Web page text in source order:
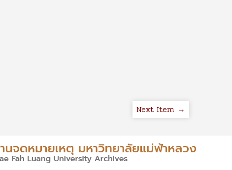
Next Item →